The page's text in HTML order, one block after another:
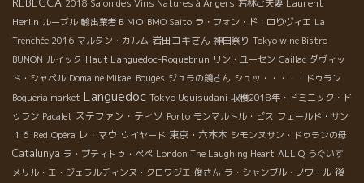
2018 Salon des Vins Natures à Angers 若林ご夫妻 Laurent
Herlin ルーブル 輸出業者ＢＭＯ BMO Saito ラ・フォン・ド・ロりヴィエ La
Trenchée 2016 マルタン・カルム 岩田コキさん 神田祭り Tokyo wine Bistro
BUNON ルイック Haut Languedoc-Roquebrun リン・ユーセン Gaillac ダヴィッ
ド・シャペル Domaine Mikael Bouges ジュラの鏡さん シュッ・・・・・ドゥラン
Boqueria market Languedoc Tokyo Uguisudani 収穫2018年・ドミニック・ド
ゥラン Pacalet ステファン・ティソ Porto モンマルトル・ビス フェールド・サン
１６ Red Opéra レ・マウ ウイヤード 東京・六本木 シモンヌサン・ドゥランの母
Catalunya ラ・プティトゥ・ペペ London The Laughing Heart ALLIQ うぐいす
メリル・エ・ジェラルディンヌ・クロワジエ 俊さん ラ・シャンブル・ノワール 後